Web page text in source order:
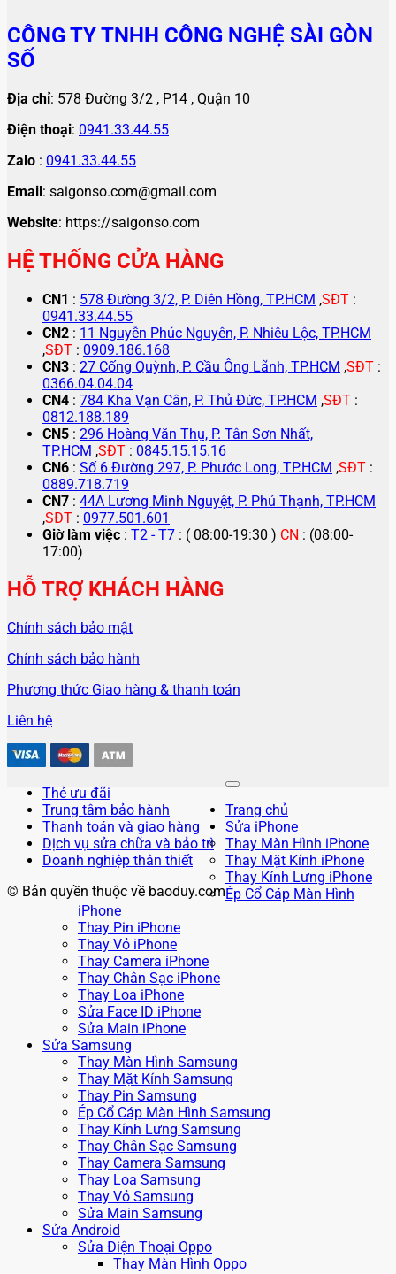
CÔNG TY TNHH CÔNG NGHỆ SÀI GÒN
SỐ
Địa chỉ: 578 Đường 3/2 , P14 , Quận 10
Điện thoại: 0941.33.44.55
Zalo : 0941.33.44.55
Email: saigonso.com@gmail.com
Website: https://saigonso.com
HỆ THỐNG CỬA HÀNG
CN1 : 578 Đường 3/2, P. Diên Hồng, TP.HCM ,SĐT :
0941.33.44.55
CN2 : 11 Nguyễn Phúc Nguyên, P. Nhiêu Lộc, TP.HCM
,SĐT : 0909.186.168
CN3 : 27 Cống Quỳnh, P. Cầu Ông Lãnh, TP.HCM ,SĐT :
0366.04.04.04
CN4 : 784 Kha Vạn Cân, P. Thủ Đức, TP.HCM ,SĐT :
0812.188.189
CN5 : 296 Hoàng Văn Thụ, P. Tân Sơn Nhất,
TP.HCM ,SĐT : 0845.15.15.16
CN6 : Số 6 Đường 297, P. Phước Long, TP.HCM ,SĐT :
0889.718.719
CN7 : 44A Lương Minh Nguyệt, P. Phú Thạnh, TP.HCM
,SĐT : 0977.501.601
Giờ làm việc : T2 - T7 : ( 08:00-19:30 ) CN : (08:00-
17:00)
HỖ TRỢ KHÁCH HÀNG
Chính sách bảo mật
Chính sách bảo hành
Phương thức Giao hàng & thanh toán
Liên hệ
Thẻ ưu đãi
Trung tâm bảo hành
Thanh toán và giao hàng
Dịch vụ sửa chữa và bảo trì
Doanh nghiệp thân thiết
© Bản quyền thuộc về baoduy.com
Trang chủ
Sửa iPhone
Thay Màn Hình iPhone
Thay Mặt Kính iPhone
Thay Kính Lưng iPhone
Ép Cổ Cáp Màn Hình
iPhone
Thay Pin iPhone
Thay Vỏ iPhone
Thay Camera iPhone
Thay Chân Sạc iPhone
Thay Loa iPhone
Sửa Face ID iPhone
Sửa Main iPhone
Sửa Samsung
Thay Màn Hình Samsung
Thay Mặt Kính Samsung
Thay Pin Samsung
Ép Cổ Cáp Màn Hình Samsung
Thay Kính Lưng Samsung
Thay Chân Sạc Samsung
Thay Camera Samsung
Thay Loa Samsung
Thay Vỏ Samsung
Sửa Main Samsung
Sửa Android
Sửa Điện Thoại Oppo
Thay Màn Hình Oppo